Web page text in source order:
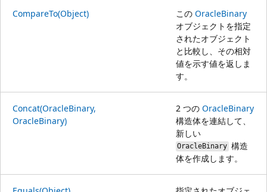
CompareTo(Object) この OracleBinary
オブジェクトを指定
されたオブジェクト
と比較し、その相対
値を示す値を返しま
す。
Concat(OracleBinary,
OracleBinary)
2 つの OracleBinary
構造体を連結して、
新しい
OracleBinary 構造
体を作成します。